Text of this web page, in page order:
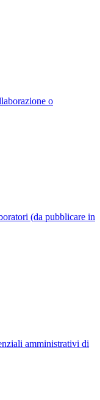
o
(da pubblicare in
amministrativi di